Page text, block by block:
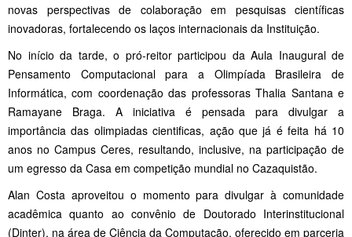
novas perspectivas de colaboração em pesquisas científicas
inovadoras, fortalecendo os laços internacionais da Instituição.
No início da tarde, o pró-reitor participou da Aula Inaugural de
Pensamento Computacional para a Olimpíada Brasileira de
Informática, com coordenação das professoras Thalia Santana e
Ramayane Braga. A iniciativa é pensada para divulgar a
importância das olimpiadas cientificas, ação que já é feita há 10
anos no Campus Ceres, resultando, inclusive, na participação de
um egresso da Casa em competição mundial no Cazaquistão.
Alan Costa aproveitou o momento para divulgar à comunidade
acadêmica quanto ao convênio de Doutorado Interinstitucional
(Dinter), na área de Ciência da Computação, oferecido em parceria